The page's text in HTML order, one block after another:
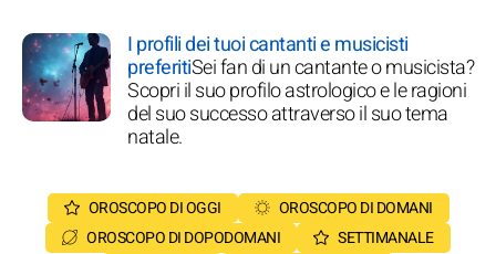
I profili dei tuoi cantanti e musicisti
preferitiSei fan di un cantante o musicista?
Scopri il suo profilo astrologico e le ragioni
del suo successo attraverso il suo tema
natale.
OROSCOPO DI OGGI
OROSCOPO DI DOMANI
OROSCOPO DI DOPODOMANI
SETTIMANALE